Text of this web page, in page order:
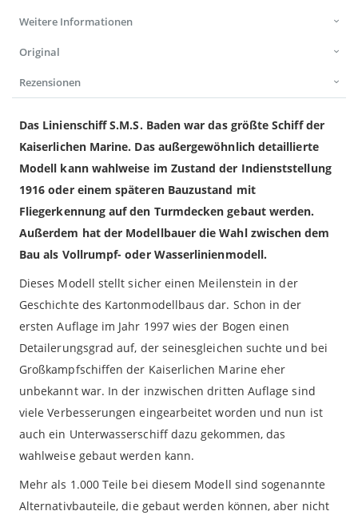
Weitere Informationen
Original
Rezensionen
Das Linienschiff S.M.S. Baden war das größte Schiff der
Kaiserlichen Marine. Das außergewöhnlich detaillierte
Modell kann wahlweise im Zustand der Indienststellung
1916 oder einem späteren Bauzustand mit
Fliegerkennung auf den Turmdecken gebaut werden.
Außerdem hat der Modellbauer die Wahl zwischen dem
Bau als Vollrumpf- oder Wasserlinienmodell.
Dieses Modell stellt sicher einen Meilenstein in der
Geschichte des Kartonmodellbaus dar. Schon in der
ersten Auflage im Jahr 1997 wies der Bogen einen
Detailerungsgrad auf, der seinesgleichen suchte und bei
Großkampfschiffen der Kaiserlichen Marine eher
unbekannt war. In der inzwischen dritten Auflage sind
viele Verbesserungen eingearbeitet worden und nun ist
auch ein Unterwasserschiff dazu gekommen, das
wahlweise gebaut werden kann.
Mehr als 1.000 Teile bei diesem Modell sind sogenannte
Alternativbauteile, die gebaut werden können, aber nicht